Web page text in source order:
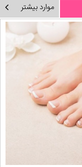
موارد بیشتر